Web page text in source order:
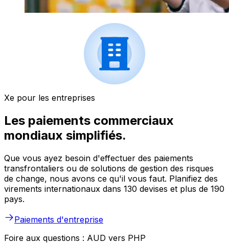
Xe pour les entreprises
Les paiements commerciaux
mondiaux simplifiés.
Que vous ayez besoin d'effectuer des paiements
transfrontaliers ou de solutions de gestion des risques
de change, nous avons ce qu'il vous faut. Planifiez des
virements internationaux dans 130 devises et plus de 190
pays.
Paiements d'entreprise
Foire aux questions : AUD vers PHP